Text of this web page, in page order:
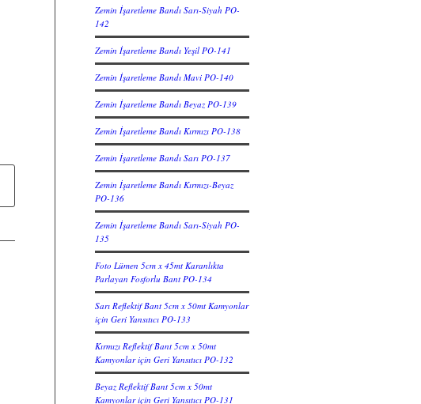
Zemin İşaretleme Bandı Sarı-Siyah PO-
142
Zemin İşaretleme Bandı Yeşil PO-141
Zemin İşaretleme Bandı Mavi PO-140
Zemin İşaretleme Bandı Beyaz PO-139
Zemin İşaretleme Bandı Kırmızı PO-138
Zemin İşaretleme Bandı Sarı PO-137
Zemin İşaretleme Bandı Kırmızı-Beyaz
PO-136
Zemin İşaretleme Bandı Sarı-Siyah PO-
135
Foto Lümen 5cm x 45mt Karanlıkta
Parlayan Fosforlu Bant PO-134
Sarı Reflektif Bant 5cm x 50mt Kamyonlar
için Geri Yansıtıcı PO-133
Kırmızı Reflektif Bant 5cm x 50mt
Kamyonlar için Geri Yansıtıcı PO-132
Beyaz Reflektif Bant 5cm x 50mt
Kamyonlar için Geri Yansıtıcı PO-131